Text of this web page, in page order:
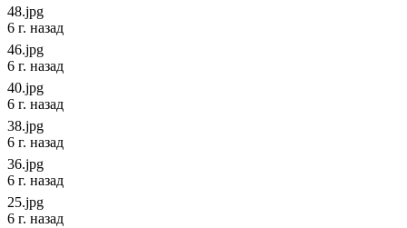
48.jpg
6 г. назад
46.jpg
6 г. назад
40.jpg
6 г. назад
38.jpg
6 г. назад
36.jpg
6 г. назад
25.jpg
6 г. назад